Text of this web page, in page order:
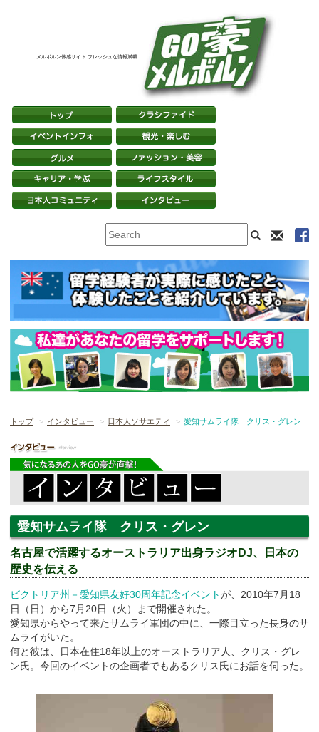
メルボルン体感サイト フレッシュな情報満載
トップ インタビュー 日本人ソサエティ 愛知サムライ隊 クリス・グレン
愛知サムライ隊 クリス・グレン
名古屋で活躍するオーストラリア出身ラジオDJ、日本の
歴史を伝える
ビクトリア州－愛知県友好30周年記念イベントが、2010年7月18
日（日）から7月20日（火）まで開催された。
愛知県からやって来たサムライ軍団の中に、一際目立った長身のサ
ムライがいた。
何と彼は、日本在住18年以上のオーストラリア人、クリス・グレ
ン氏。今回のイベントの企画者でもあるクリス氏にお話を伺った。